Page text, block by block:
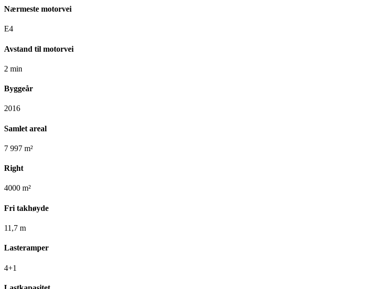
Nærmeste motorvei
E4
Avstand til motorvei
2 min
Byggeår
2016
Samlet areal
7 997 m²
Right
4000 m²
Fri takhøyde
11,7 m
Lasteramper
4+1